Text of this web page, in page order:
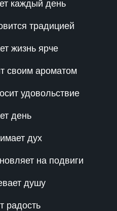
каждый день
традицией
жизнь ярче
своим ароматом
удовольствие
день
дух
на подвиги
душу
радость